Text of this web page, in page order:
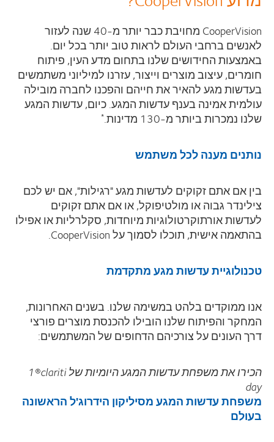
CooperVision
מחויבת כבר יותר מ-40 שנה לעזור
לאנשים ברחבי העולם לראות טוב יותר בכל יום.
באמצעות החידושים שלנו בתחום מדע העין, פיתוח
חומרים, עיצוב מוצרים וייצור, עזרנו למיליוני משתמשים
בעדשות מגע להאיר את חייהם והפכנו לחברה מובילה
עולמית אמינה בענף עדשות המגע. כיום, עדשות המגע
שלנו נמכרות ביותר מ-130 מדינות.
*
נותנים מענה לכל משתמש
בין אם אתם זקוקים לעדשות מגע "רגילות", אם יש לכם
צילינדר גבוה או מולטיפוקל, או אם אתם זקוקים
לעדשות אורתוקרטולוגיות מיוחדות, סקלרליות או אפילו
בהתאמה אישית, תוכלו לסמוך עלCooperVision
.
טכנולוגיית עדשות מגע מתקדמת
אנו ממוקדים בלהט במשימה שלנו. בשנים האחרונות,
המחקר והפיתוח שלנו הובילו להכנסת מוצרים פורצי
דרך העונים על צורכיהם הדחופים של המשתמשים:
הכירו את משפחת עדשות המגע היומיות שלclariti
®
1
day
משפחת עדשות המגע מסיליקון הידרוג'ל הראשונה
בעולם